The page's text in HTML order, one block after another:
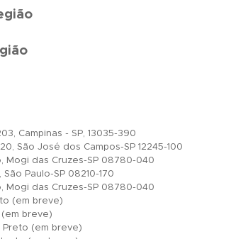
Campinas - SP, 13035-390
São José dos Campos-SP 12245-100
Mogi das Cruzes-SP 08780-040
Paulo-SP 08210-170
Mogi das Cruzes-SP 08780-040
(em breve)
breve)
(em breve)